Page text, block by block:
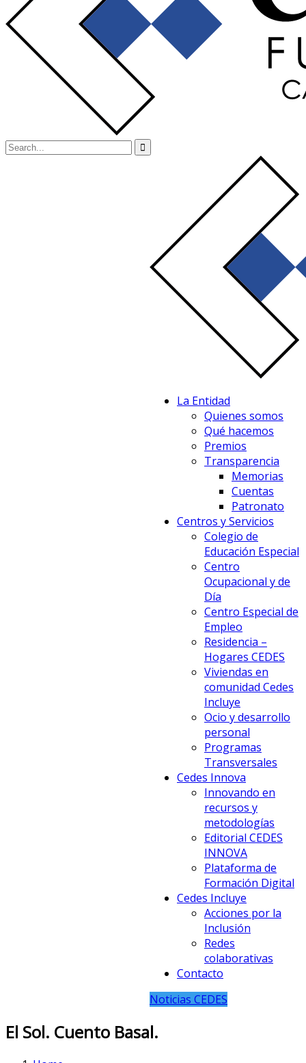
La Entidad
Quienes somos
Qué hacemos
Premios
Transparencia
Memorias
Cuentas
Patronato
Centros y Servicios
Colegio de
Educación Especial
Centro
Ocupacional y de
Día
Centro Especial de
Empleo
Residencia –
Hogares CEDES
Viviendas en
comunidad Cedes
Incluye
Ocio y desarrollo
personal
Programas
Transversales
Cedes Innova
Innovando en
recursos y
metodologías
Editorial CEDES
INNOVA
Plataforma de
Formación Digital
Cedes Incluye
Acciones por la
Inclusión
Redes
colaborativas
Contacto
Noticias CEDES
El Sol. Cuento Basal.